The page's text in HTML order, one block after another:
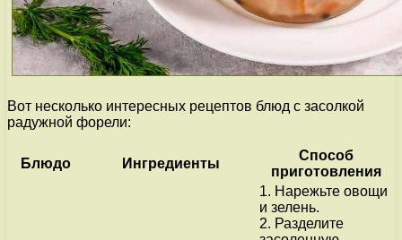
Вот несколько интересных рецептов блюд с засолкой
радужной форели:
Блюдо Ингредиенты
Способ
приготовления
1. Нарежьте овощи
и зелень.
2. Разделите